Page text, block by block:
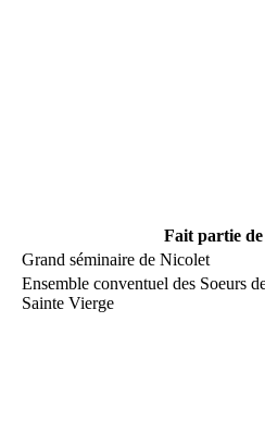
Fait partie de
Grand séminaire de Nicolet
Ensemble conventuel des Soeurs
Sainte Vierge